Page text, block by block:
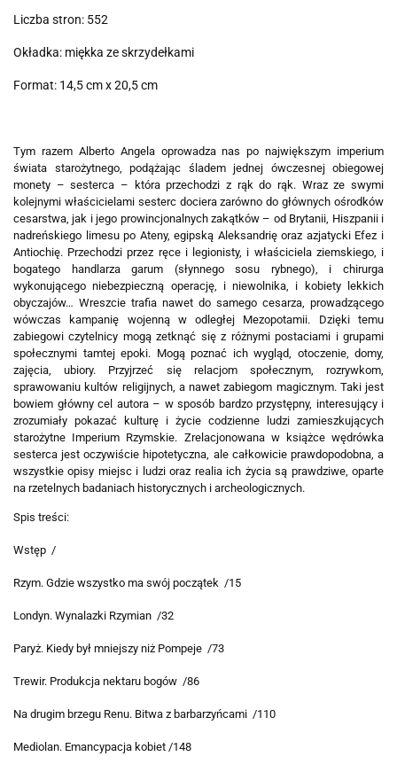
Liczba stron: 552
Okładka: miękka ze skrzydełkami
Format: 14,5 cm x 20,5 cm
Tym razem Alberto Angela oprowadza nas po największym imperium
świata starożytnego, podążając śladem jednej ówczesnej obiegowej
monety – sesterca – która przechodzi z rąk do rąk. Wraz ze swymi
kolejnymi właścicielami sesterc dociera zarówno do głównych ośrodków
cesarstwa, jak i jego prowincjonalnych zakątków – od Brytanii, Hiszpanii i
nadreńskiego limesu po Ateny, egipską Aleksandrię oraz azjatycki Efez i
Antiochię. Przechodzi przez ręce i legionisty, i właściciela ziemskiego, i
bogatego handlarza garum (słynnego sosu rybnego), i chirurga
wykonującego niebezpieczną operację, i niewolnika, i kobiety lekkich
obyczajów… Wreszcie trafia nawet do samego cesarza, prowadzącego
wówczas kampanię wojenną w odległej Mezopotamii. Dzięki temu
zabiegowi czytelnicy mogą zetknąć się z różnymi postaciami i grupami
społecznymi tamtej epoki. Mogą poznać ich wygląd, otoczenie, domy,
zajęcia, ubiory. Przyjrzeć się relacjom społecznym, rozrywkom,
sprawowaniu kultów religijnych, a nawet zabiegom magicznym. Taki jest
bowiem główny cel autora – w sposób bardzo przystępny, interesujący i
zrozumiały pokazać kulturę i życie codzienne ludzi zamieszkujących
starożytne Imperium Rzymskie. Zrelacjonowana w książce wędrówka
sesterca jest oczywiście hipotetyczna, ale całkowicie prawdopodobna, a
wszystkie opisy miejsc i ludzi oraz realia ich życia są prawdziwe, oparte
na rzetelnych badaniach historycznych i archeologicznych.
Spis treści:
Wstęp /
Rzym. Gdzie wszystko ma swój początek /15
Londyn. Wynalazki Rzymian /32
Paryż. Kiedy był mniejszy niż Pompeje /73
Trewir. Produkcja nektaru bogów /86
Na drugim brzegu Renu. Bitwa z barbarzyńcami /110
Mediolan. Emancypacja kobiet /148